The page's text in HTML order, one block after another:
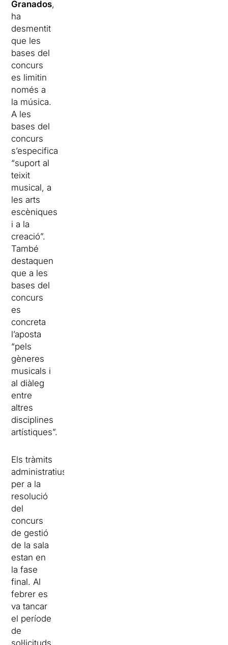
Granados,
ha
desmentit
que les
bases del
concurs
es limitin
només a
la música.
A les
bases del
concurs
s’especifica
“suport al
teixit
musical, a
les arts
escèniques
i a la
creació”.
També
destaquen
que a les
bases del
concurs
es
concreta
l’aposta
“pels
gèneres
musicals i
al diàleg
entre
altres
disciplines
artístiques”.
Els tràmits
administratius
per a la
resolució
del
concurs
de gestió
de la sala
estan en
la fase
final. Al
febrer es
va tancar
el període
de
sol·licituds.